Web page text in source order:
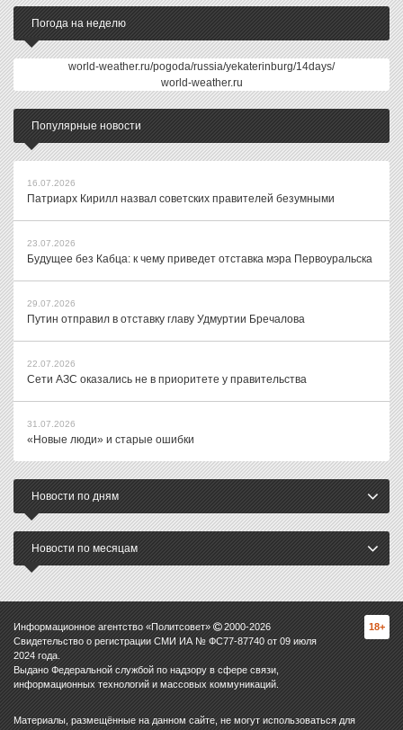
Погода на неделю
world-weather.ru/pogoda/russia/yekaterinburg/14days/
world-weather.ru
Популярные новости
16.07.2026
Патриарх Кирилл назвал советских правителей безумными
23.07.2026
Будущее без Кабца: к чему приведет отставка мэра Первоуральска
29.07.2026
Путин отправил в отставку главу Удмуртии Бречалова
22.07.2026
Сети АЗС оказались не в приоритете у правительства
31.07.2026
«Новые люди» и старые ошибки
Новости по дням
Новости по месяцам
Информационное агентство «Политсовет» 2000-2026
Свидетельство о регистрации СМИ ИА № ФС77-87740 от 09 июля
2024 года.
Выдано Федеральной службой по надзору в сфере связи,
информационных технологий и массовых коммуникаций.
18+
Материалы, размещённые на данном сайте, не могут использоваться для